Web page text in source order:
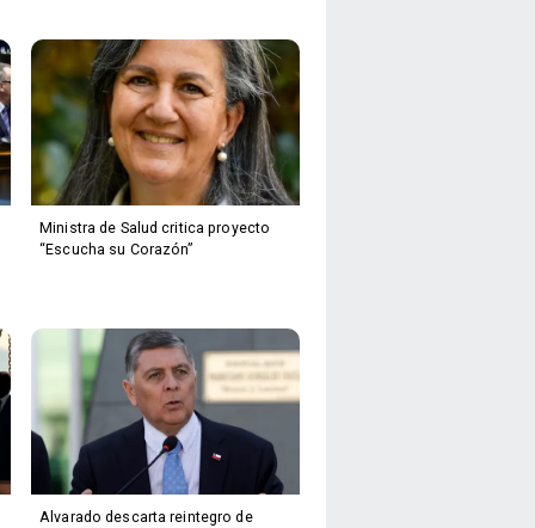
Ministra de Salud critica proyecto
“Escucha su Corazón”
Alvarado descarta reintegro de